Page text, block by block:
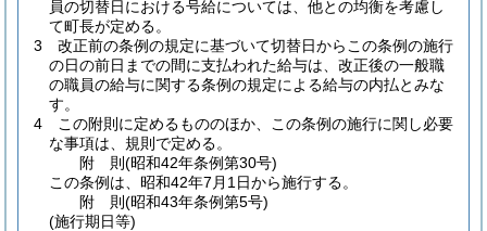
員の切替日における号給については、他との均衡を考慮し
て町長が定める。
3
改正前の条例の規定に基づいて切替日からこの条例の施行
の日の前日までの間に支払われた給与は、改正後の一般職
の職員の給与に関する条例の規定による給与の内払とみな
す。
4
この附則に定めるもののほか、この条例の施行に関し必要
な事項は、規則で定める。
附 則(昭和42年条例第30号)
この条例は、昭和42年7月1日から施行する。
附 則(昭和43年条例第5号)
(施行期日等)